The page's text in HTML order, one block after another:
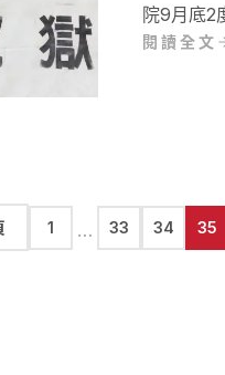
院9月底2
制，許多
閱讀全文
1 … 33 34 35